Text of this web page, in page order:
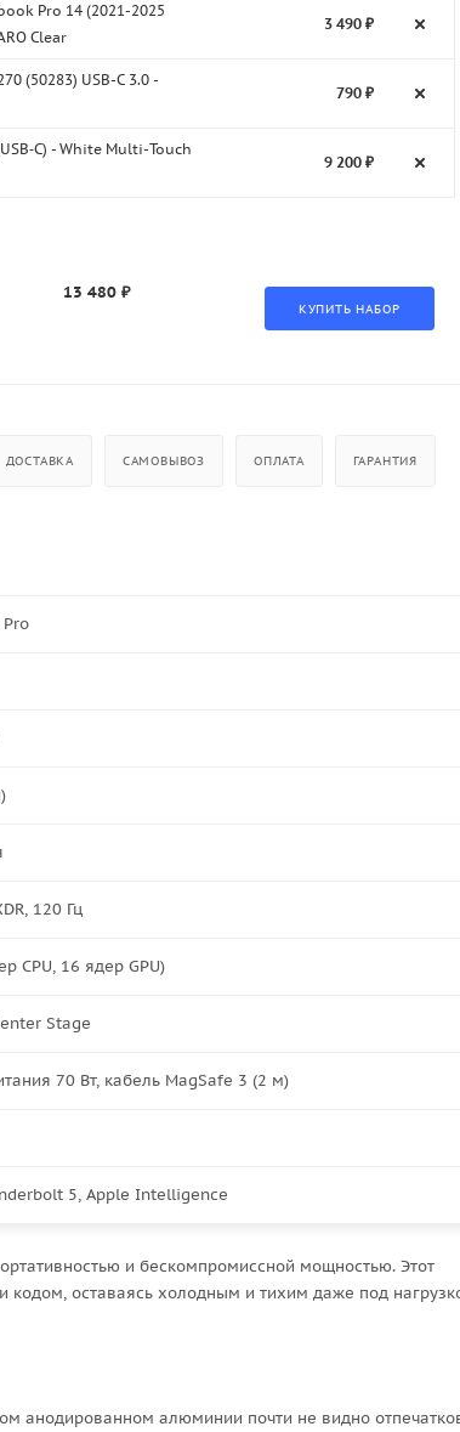
Pro 14 (2021-2025
Clear
3 490 ₽
(50283) USB-C 3.0 -
790 ₽
- White Multi-Touch
9 200 ₽
13 480 ₽
ДОСТАВКА САМОВЫВОЗ ОПЛАТА ГАРАНТИЯ
120 Гц
CPU, 16 ядер GPU)
Stage
70 Вт, кабель MagSafe 3 (2 м)
5, Apple Intelligence
и бескомпромиссной мощностью. Этот
кодом, оставаясь холодным и тихим даже под
анодированном алюминии почти не видно